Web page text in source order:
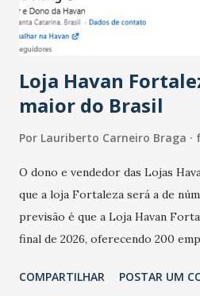
do observado no mês anterior.
novembro. Em relação a outubro,
Loja Havan
maior do Brasil
Por Lauriberto Carneiro Braga
O dono e vendedor das Lojas
que a loja Fortaleza será a de
previsão é que a Loja Havan
final de 2026, oferecendo 200
Havan Fortaleza ainda não foi
COMPARTILHAR POSTAR UM